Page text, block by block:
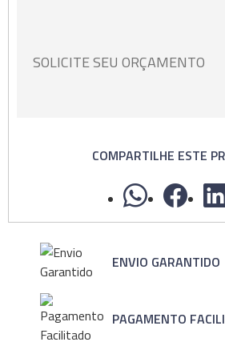
SOLICITE SEU ORÇAMENTO
COMPARTILHE ESTE
ENVIO GARANTIDO
PAGAMENTO